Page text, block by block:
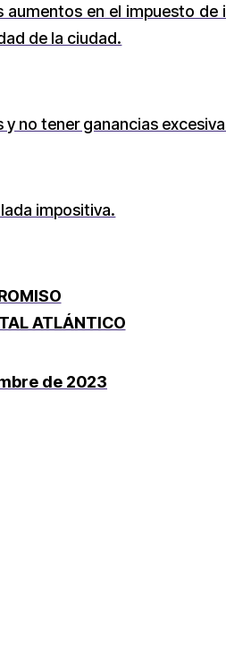
aumentos en el impuesto
de la ciudad.
no tener ganancias
impositiva.
ATLÁNTICO
de 2023